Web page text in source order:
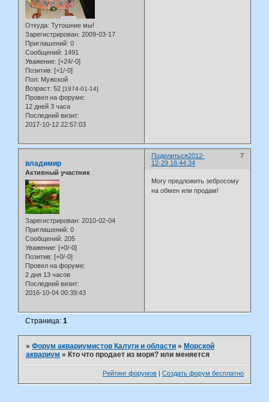
Откуда: Тутошние мы!
Зарегистрирован: 2009-03-17
Приглашений: 0
Сообщений: 1491
Уважение: [+24/-0]
Позитив: [+1/-0]
Пол: Мужской
Возраст: 52 [1974-01-14]
Провел на форуме:
12 дней 3 часа
Последний визит:
2017-10-12 22:57:03
Поделиться 7
2012-
12-29 16:44:34
владимир
Активный участник
Зарегистрирован: 2010-02-04
Приглашений: 0
Сообщений: 205
Уважение: [+0/-0]
Позитив: [+0/-0]
Провел на форуме:
2 дня 13 часов
Последний визит:
2016-10-04 00:39:43
Могу предложить зебросому
на обмен или продам!
Страница:1
»Форум аквариумистов Калуги и области » Морской
аквариум » Кто что продает из моря? или меняется
Рейтинг форумов Создать форум бесплатно